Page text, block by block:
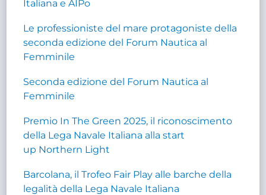
Italiana e AIPo
Le professioniste del mare protagoniste della
seconda edizione del Forum Nautica al
Femminile
Seconda edizione del Forum Nautica al
Femminile
Premio In The Green 2025, il riconoscimento
della Lega Navale Italiana alla start
up Northern Light
Barcolana, il Trofeo Fair Play alle barche della
legalità della Lega Navale Italiana